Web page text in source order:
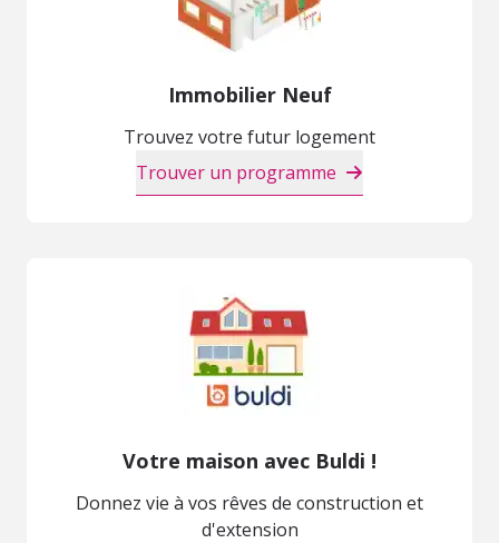
Immobilier Neuf
Trouvez votre futur logement
Trouver un programme
Votre maison avec Buldi !
Donnez vie à vos rêves de construction et
d'extension